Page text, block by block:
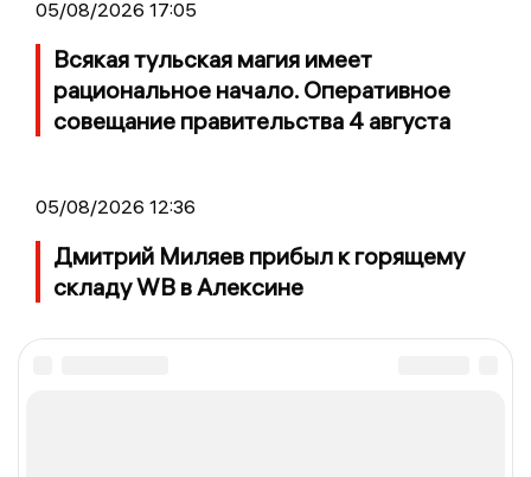
05/08/2026 17:05
Всякая тульская магия имеет
рациональное начало. Оперативное
совещание правительства 4 августа
05/08/2026 12:36
Дмитрий Миляев прибыл к горящему
складу WB в Алексине